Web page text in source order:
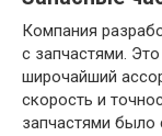
Компания
с запчастями.
широчайший
скорость и
запчастями было